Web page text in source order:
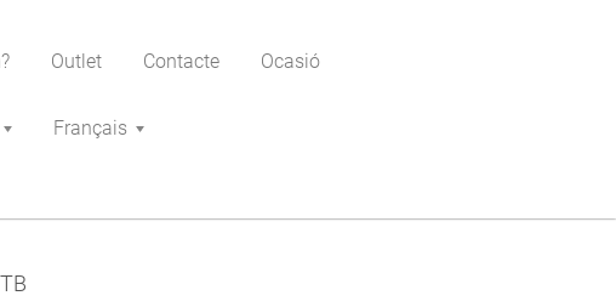
Outlet Contacte Ocasió
Français